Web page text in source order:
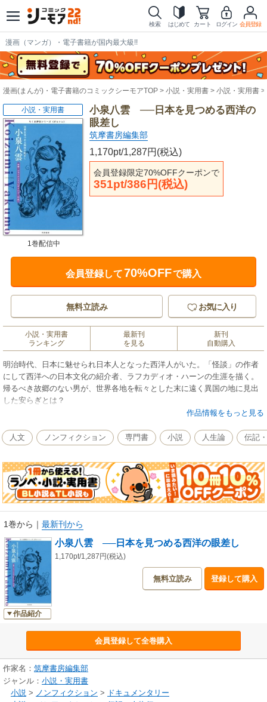
検索 はじめて カート ログイン 会員登録
漫画（マンガ）・電子書籍が国内最大級!!
漫画(まんが)・電子書籍のコミックシーモアTOP 小説・実用書 小説・実用書
小泉八雲 ──日本を見つめる西洋の
眼差し
筑摩書房編集部
1,170pt/1,287円(税込)
会員登録限定70%OFFクーポンで
351pt/386円(税込)
小説・実用書
1巻配信中
会員登録して70%OFFで購入
無料立読み お気に入り
小説・実用書
ランキング
最新刊
を見る
新刊
自動購入
明治時代、日本に魅せられ日本人となった西洋人がいた。「怪談」の作者
にして西洋への日本文化の紹介者、ラフカディオ・ハーンの生涯を描く。
帰るべき故郷のない男が、世界各地を転々とした末に遠く異国の地に見出
した安らぎとは？
作品情報をもっと見る
人文 ノンフィクション 専門書 小説 人生論 伝記
1巻から ｜ 最新刊から
作品紹介
小泉八雲 ──日本を見つめる西洋の眼差し
1,170pt/1,287円(税込)
無料立読み 登録して購入
会員登録して全巻購入
作家名： 筑摩書房編集部
ジャンル： 小説・実用書
小説 > ノンフィクション > ドキュメンタリー